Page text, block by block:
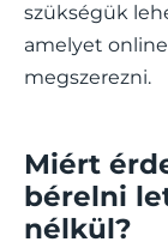
szükségük
amelyet
megszerezni.
Miért
bérelni
nélkül?